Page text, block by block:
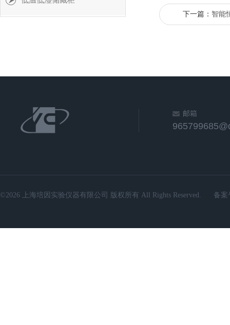
下一篇： 智能
邮箱
©2026 上海培因实验仪器有限公司 版权所有 All Rights Reserved. 备案